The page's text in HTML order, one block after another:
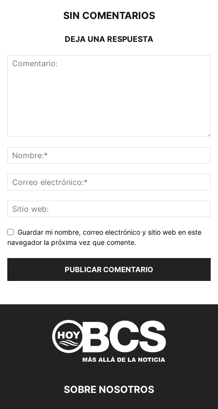
SIN COMENTARIOS
DEJA UNA RESPUESTA
Guardar mi nombre, correo electrónico y sitio web en este
navegador la próxima vez que comente.
SOBRE NOSOTROS